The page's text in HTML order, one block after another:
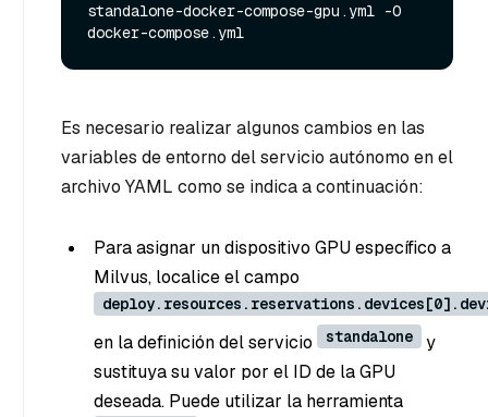
standalone-docker-compose-gpu.yml -O
Es necesario realizar algunos cambios en las
variables de entorno del servicio autónomo en el
archivo YAML como se indica a continuación:
Para asignar un dispositivo GPU específico a
Milvus, localice el campo
en la definición del servicio standalone
y
sustituya su valor por el ID de la GPU
deseada. Puede utilizar la herramienta